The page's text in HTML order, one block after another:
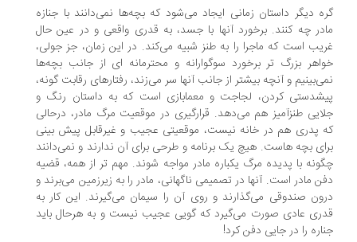
دیگر داستان زمانی ایجاد می‌شود که بچه‌ها نمی‌دانند با جنازه
چه کنند. برخورد آنها با جسد، به قدری واقعی و در عین حال
است که ماجرا را به طنز شبیه می‌کند. در این زمان، جز جولی،
بزرگ تر برخورد سوگوارانه و محترمانه ای از جانب بچه‌ها
و آنچه بیشتر از جانب آنها سر می‌زند، رفتارهای رقابت گونه،
کردن، لجاجت و معمابازی است که به داستان رنگ و
طنزآمیز هم می‌دهد. قرارگیری در موقعیت مرگ مادر، درحالی
پدری هم در خانه نیست، موقعیتی عجیب و غیرقابل پیش بینی
بچه هاست. هیچ یک برنامه و طرحی برای آن ندارند و نمی‌دانند
با پدیده مرگ یکباره مادر مواجه شوند. مهم تر از همه، قضیه
مادر است. آنها در تصمیمی ناگهانی، مادر را به زیرزمین می‌برند و
صندوقی می‌گذارند و روی آن را سیمان می‌گیرند. این کار به
عادی صورت می‌گیرد که گویی عجیب نیست و به هرحال باید
را در جایی دفن کرد!